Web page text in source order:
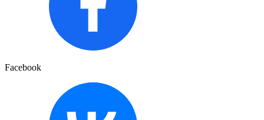
Facebook